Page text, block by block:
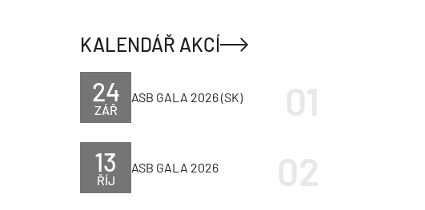
KALENDÁŘ AKCÍ
ZÁŘ
24 ASB GALA 2026 (SK)
ŘÍJ
13 ASB GALA 2026